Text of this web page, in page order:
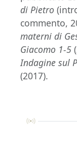
di Pietro
commento,
materni di
Giacomo 1-5
Indagine sul
(2017).